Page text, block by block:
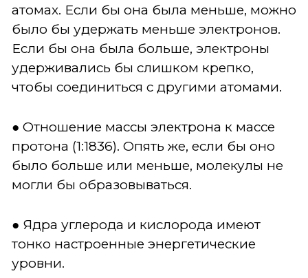
атомах. Если бы она была меньше, можно
было бы удержать меньше электронов.
Если бы она была больше, электроны
удерживались бы слишком крепко,
чтобы соединиться с другими атомами.
● Отношение массы электрона к массе
протона (1:1836). Опять же, если бы оно
было больше или меньше, молекулы не
могли бы образовываться.
● Ядра углерода и кислорода имеют
тонко настроенные энергетические
уровни.